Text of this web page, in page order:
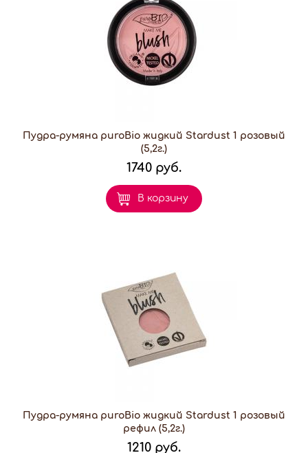
Пудра-румяна puroBio жидкий Stardust 1 розовый
(5,2г.)
1740 руб.
В корзину
Пудра-румяна puroBio жидкий Stardust 1 розовый
рефил (5,2г.)
1210 руб.